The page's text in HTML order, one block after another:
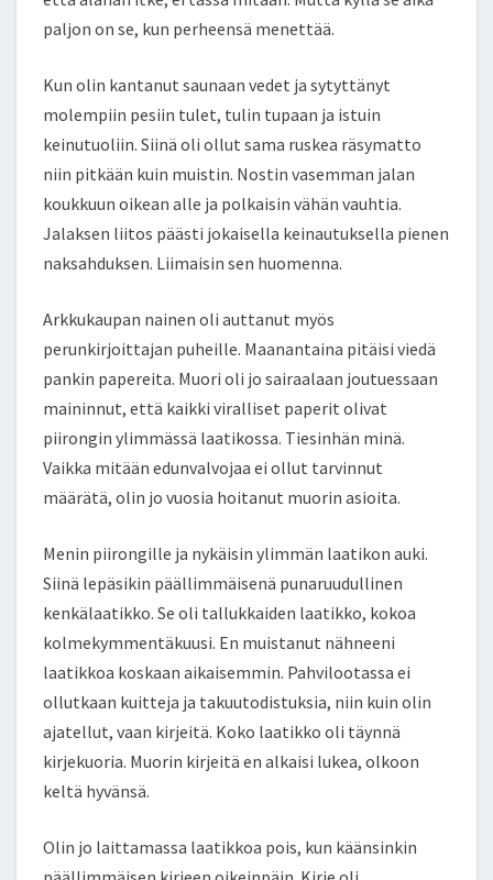
paljon on se, kun perheensä menettää.
Kun olin kantanut saunaan vedet ja sytyttänyt
molempiin pesiin tulet, tulin tupaan ja istuin
keinutuoliin. Siinä oli ollut sama ruskea räsymatto
niin pitkään kuin muistin. Nostin vasemman jalan
koukkuun oikean alle ja polkaisin vähän vauhtia.
Jalaksen liitos päästi jokaisella keinautuksella pienen
naksahduksen. Liimaisin sen huomenna.
Arkkukaupan nainen oli auttanut myös
perunkirjoittajan puheille. Maanantaina pitäisi viedä
pankin papereita. Muori oli jo sairaalaan joutuessaan
maininnut, että kaikki viralliset paperit olivat
piirongin ylimmässä laatikossa. Tiesinhän minä.
Vaikka mitään edunvalvojaa ei ollut tarvinnut
määrätä, olin jo vuosia hoitanut muorin asioita.
Menin piirongille ja nykäisin ylimmän laatikon auki.
Siinä lepäsikin päällimmäisenä punaruudullinen
kenkälaatikko. Se oli tallukkaiden laatikko, kokoa
kolmekymmentäkuusi. En muistanut nähneeni
laatikkoa koskaan aikaisemmin. Pahvilootassa ei
ollutkaan kuitteja ja takuutodistuksia, niin kuin olin
ajatellut, vaan kirjeitä. Koko laatikko oli täynnä
kirjekuoria. Muorin kirjeitä en alkaisi lukea, olkoon
keltä hyvänsä.
Olin jo laittamassa laatikkoa pois, kun käänsinkin